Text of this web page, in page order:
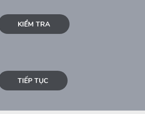
KIỂM TRA
TIẾP TỤC